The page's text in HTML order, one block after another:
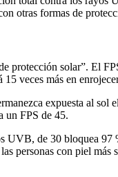
otras formas de
protección solar”. El
veces más en
expuesta al
un FPS de 45.
UVB, de 30 bloquea
personas con piel más